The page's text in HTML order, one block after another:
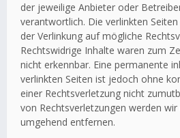
der jeweilige Anbieter oder
verantwortlich. Die verlinkten
der Verlinkung auf mögliche
Rechtswidrige Inhalte waren zum
nicht erkennbar. Eine permanente
verlinkten Seiten ist jedoch ohne
einer Rechtsverletzung nicht
von Rechtsverletzungen werden
umgehend entfernen.